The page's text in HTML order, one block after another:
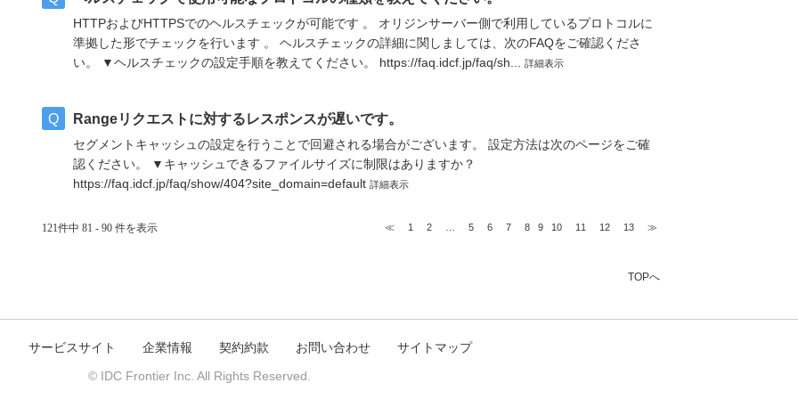
HTTPおよびHTTPSでのヘルスチェックが可能です 。 オリジンサーバー側で利用しているプロトコルに
準拠した形でチェックを行います 。 ヘルスチェックの詳細に関しましては、次のFAQをご確認くださ
い。 ▼ヘルスチェックの設定手順を教えてください。 https://faq.idcf.jp/faq/sh... 詳細表示
Rangeリクエストに対するレスポンスが遅いです。
セグメントキャッシュの設定を行うことで回避される場合がございます。 設定方法は次のページをご確
認ください。 ▼キャッシュできるファイルサイズに制限はありますか？
https://faq.idcf.jp/faq/show/404?site_domain=default 詳細表示
121件中 81 - 90 件を表示 ≪ 1 2 5 6 7 8 9 10 11 12 13 ≫
TOPへ
サービスサイト 企業情報 契約約款 お問い合わせ
サイトマップ
© IDC Frontier Inc. All Rights Reserved.